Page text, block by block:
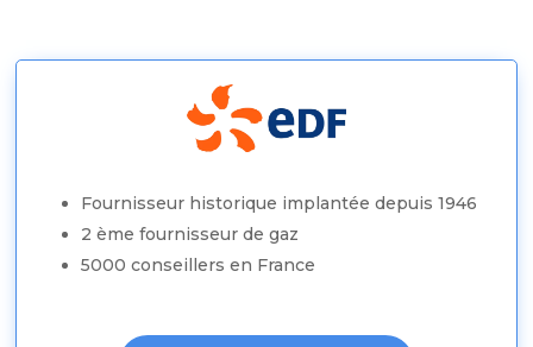
Fournisseur historique implantée depuis 1946
2 ème fournisseur de gaz
5000 conseillers en France